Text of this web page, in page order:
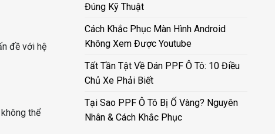
đề với hệ
thể
Đúng Kỹ Thuật
Cách Khắc Phục Màn Hình Android
Không Xem Được Youtube
Tất Tần Tật Về Dán PPF Ô Tô: 10 Điều
Chủ Xe Phải Biết
Tại Sao PPF Ô Tô Bị Ố Vàng? Nguyên
Nhân & Cách Khắc Phục